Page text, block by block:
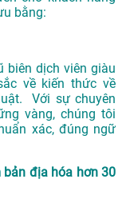
bằng:
biên dịch viên giàu
về kiến thức về
Với sự chuyên
vàng, chúng tôi
xác, đúng ngữ
bản địa hóa hơn 30